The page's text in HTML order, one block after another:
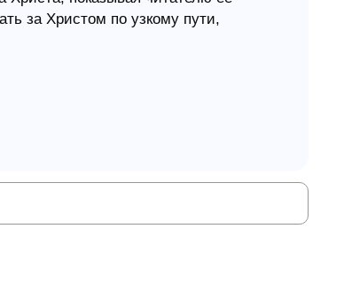
за Христом по узкому пути,